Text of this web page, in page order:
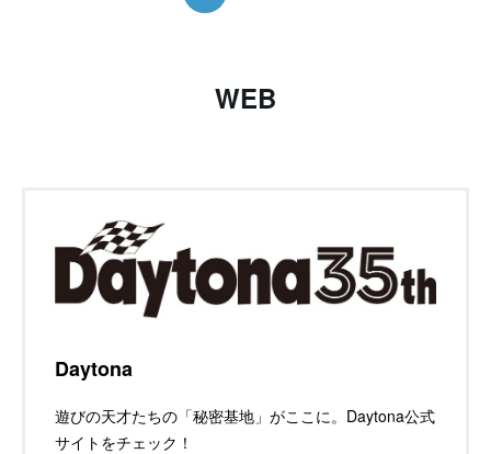
WEB
Daytona
遊びの天才たちの「秘密基地」がここに。Daytona公式
サイトをチェック！